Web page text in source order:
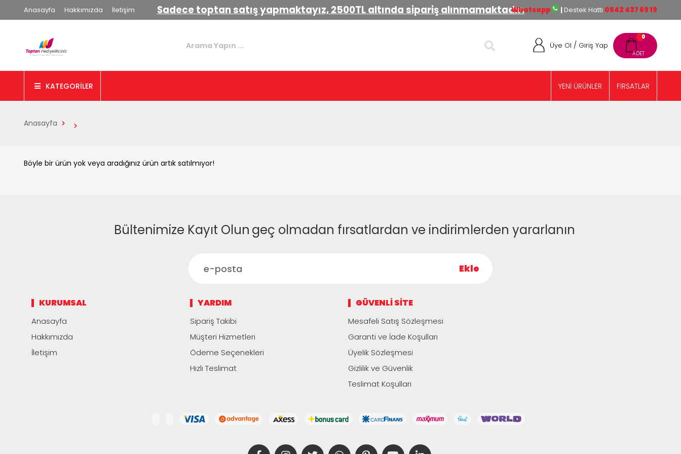
Anasayfa Hakkımızda İletişim Sadece toptan satış yapmaktayız, 2500TL altında sipariş alınmamaktadır.Whatsapp |Destek Hattı 0542 437 69 19
0
Üye Ol / Giriş Yap
KATEGORİLER FIRSATLAR
YENİ ÜRÜNLER
Anasayfa
Böyle bir ürün yok veya aradığınız ürün artık satılmıyor!
Bültenimize Kayıt Olun geç olmadan fırsatlardan ve indirimlerden yararlanın
Ekle
KURUMSAL
Anasayfa
Hakkımızda
İletişim
YARDIM
Sipariş Takibi
Müşteri Hizmetleri
Ödeme Seçenekleri
Hızlı Teslimat
GÜVENLI SITE
Mesafeli Satış Sözleşmesi
Garanti ve İade Koşulları
Üyelik Sözleşmesi
Gizlilik ve Güvenlik
Teslimat Koşulları